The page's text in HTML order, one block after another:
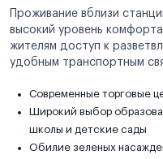
Проживание вблизи
высокий уровень
жителям доступ к
удобным транспортным
Современные торговые
Широкий выбор
школы и детские сады
Обилие зеленых